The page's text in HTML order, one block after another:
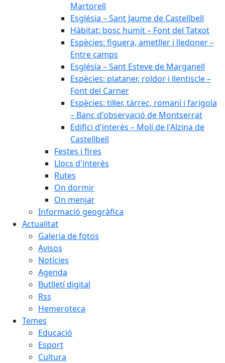
Martorell
Església – Sant Jaume de Castellbell
Hàbitat: bosc humit – Font del Tatxot
Espècies: figuera, ametller i lledoner –
Entre camps
Església – Sant Esteve de Marganell
Espècies: plataner, roldor i llentiscle –
Font del Carner
Espècies: til·ler, tàrrec, romaní i farigola
– Banc d'observació de Montserrat
Edifici d'interès – Molí de l'Alzina de
Castellbell
Festes i fires
Llocs d'interès
Rutes
On dormir
On menjar
Informació geogràfica
Actualitat
Galeria de fotos
Avisos
Notícies
Agenda
Butlletí digital
Rss
Hemeroteca
Temes
Educació
Esport
Cultura